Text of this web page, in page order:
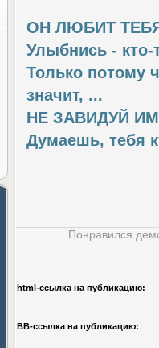
ОН ЛЮБИТ
Улыбнись -
Только потому
значит, ...
НЕ ЗАВИДУЙ ИМ.
Думаешь, тебя
Понравился
html-cсылка на публикацию:
BB-cсылка на публикацию: